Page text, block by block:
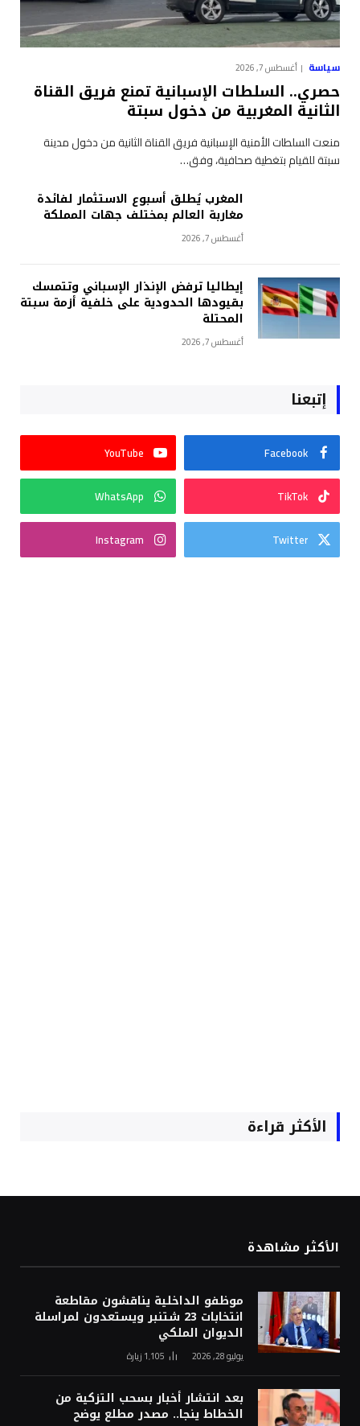
سياسة أغسطس 7, 2026
حصري.. السلطات الإسبانية تمنع فريق القناة
الثانية المغربية من دخول سبتة
منعت السلطات الأمنية الإسبانية فريق القناة الثانية من دخول مدينة
سبتة للقيام بتغطية صحافية، وفق…
المغرب يُطلق أسبوع الاستثمار لفائدة
مغاربة العالم بمختلف جهات المملكة
أغسطس 7, 2026
إيطاليا ترفض الإنذار الإسباني وتتمسك
بقيودها الحدودية على خلفية أزمة سبتة
المحتلة
أغسطس 7, 2026
إتبعنا
Facebook
YouTube
TikTok
WhatsApp
Twitter
Instagram
الأكثر قراءة
الأكثر مشاهدة
موظفو الداخلية يناقشون مقاطعة
انتخابات 23 شتنبر ويستعدون لمراسلة
الديوان الملكي
يوليو 28, 2026 1٬105 زيارة
بعد انتشار أخبار بسحب التزكية من
الخطاط ينجا.. مصدر مطلع يوضح